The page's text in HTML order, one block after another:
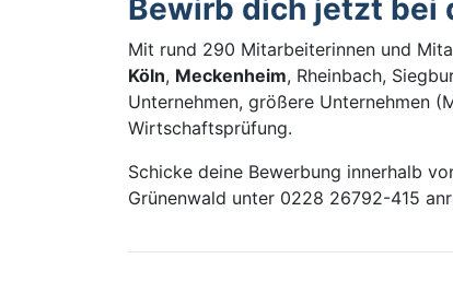
Bewirb dich jetzt bei
Mit rund 290 Mitarbeiterinnen und
Köln, Meckenheim, Rheinbach,
Unternehmen, größere Unternehmen
Wirtschaftsprüfung.
Schicke deine Bewerbung innerhalb
Grünenwald unter 0228 26792-415